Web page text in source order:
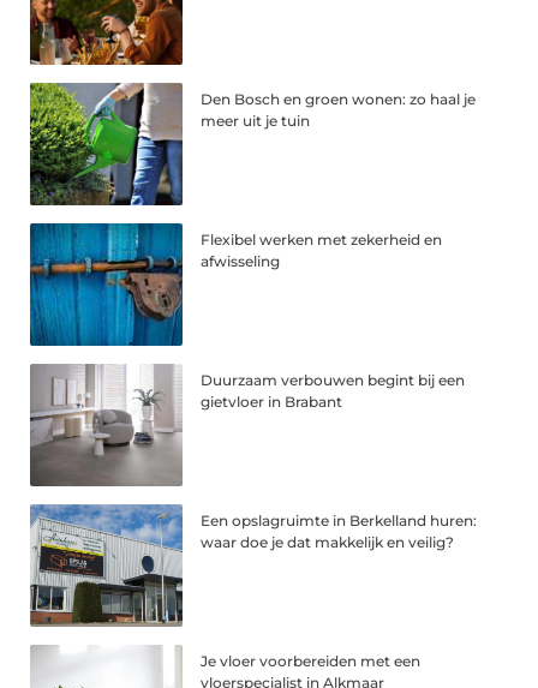
Den Bosch en groen wonen: zo haal je
meer uit je tuin
Flexibel werken met zekerheid en
afwisseling
Duurzaam verbouwen begint bij een
gietvloer in Brabant
Een opslagruimte in Berkelland huren:
waar doe je dat makkelijk en veilig?
Je vloer voorbereiden met een
vloerspecialist in Alkmaar